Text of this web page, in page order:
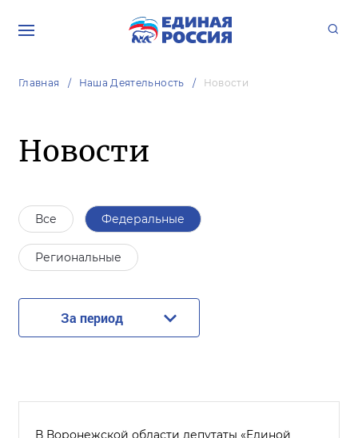
Главная Наша Деятельность Новости
Новости
Все Федеральные
Региональные
За период
В Воронежской области депутаты «Единой